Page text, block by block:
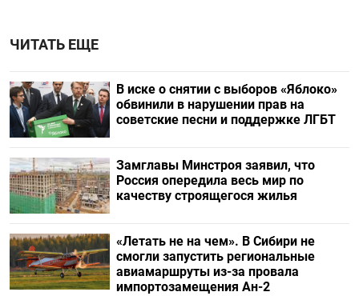
ЧИТАТЬ ЕЩЕ
В иске о снятии с выборов «Яблоко»
обвинили в нарушении прав на
советские песни и поддержке ЛГБТ
Замглавы Минстроя заявил, что
Россия опередила весь мир по
качеству строящегося жилья
«Летать не на чем». В Сибири не
смогли запустить региональные
авиамаршруты из-за провала
импортозамещения Ан-2